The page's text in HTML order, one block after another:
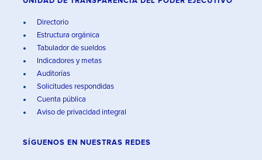
Directorio
Estructura orgánica
Tabulador de sueldos
Indicadores y metas
Auditorías
Solicitudes respondidas
Cuenta pública
Aviso de privacidad integral
SÍGUENOS EN NUESTRAS REDES